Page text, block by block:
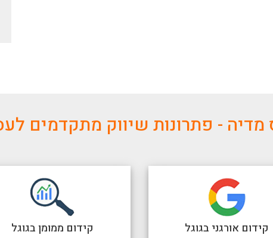
מדיה - פתרונות שיווק מתקדמים
קידום ממומן בגוגל קידום אורגני בגוגל